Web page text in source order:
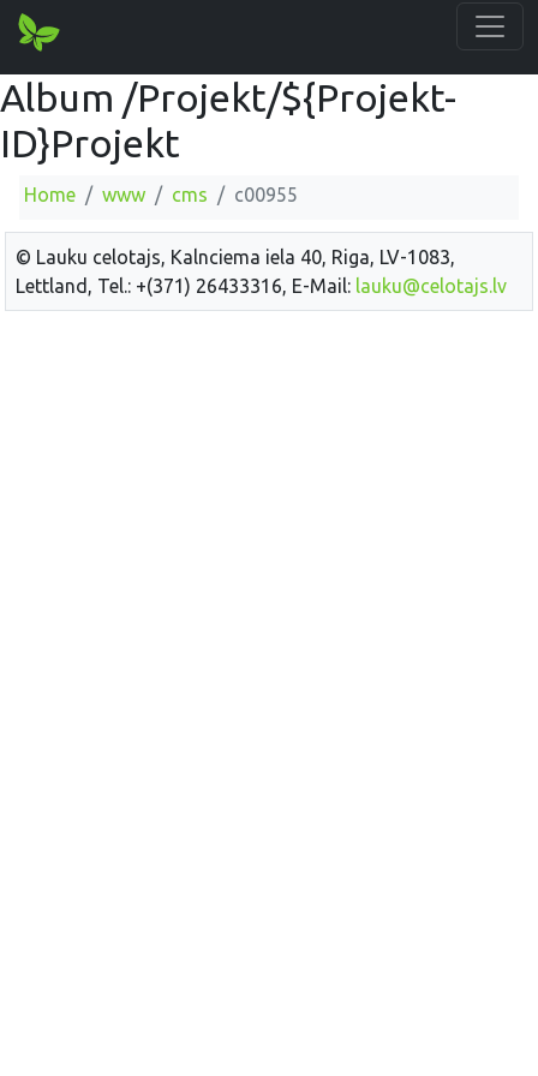
Album /Projekt/${Projekt-
ID}Projekt
Home www cms c00955
© Lauku celotajs, Kalnciema iela 40, Riga, LV-1083,
Lettland, Tel.: +(371) 26433316, E-Mail: lauku@celotajs.lv